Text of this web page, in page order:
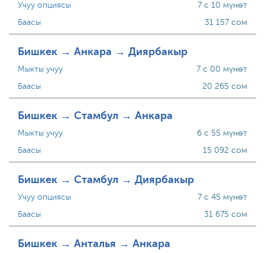
Учуу опциясы
Баасы
7 с 10 мүнөт
31 157 сом
Бишкек → Анкара → Диярбакыр
Мыкты учуу
Баасы
7 с 00 мүнөт
20 265 сом
Бишкек → Стамбул → Анкара
Мыкты учуу
Баасы
6 с 55 мүнөт
15 092 сом
Бишкек → Стамбул → Диярбакыр
Учуу опциясы
Баасы
7 с 45 мүнөт
31 675 сом
Бишкек → Анталья → Анкара